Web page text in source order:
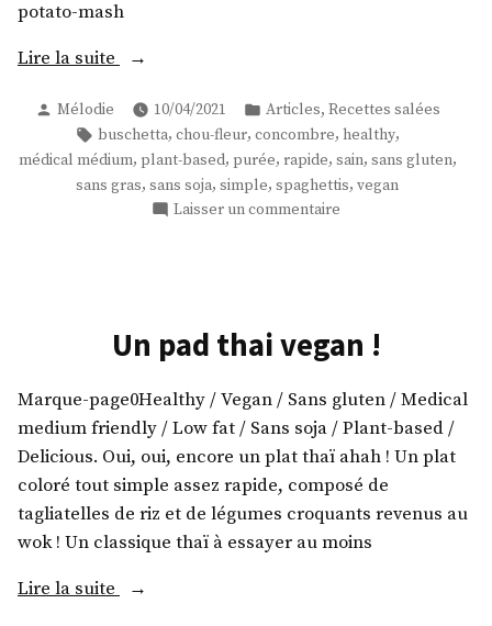
potato-mash
Lire la suite « Purée
chou-
fleur
accompagnée
bruschetta
Publié
par
Mélodie 10/04/2021
Publié
dans
Articles, Recettes salées
Étiquettes :
buschetta, chou-fleur, concombre, healthy,
médical médium, plant-based, purée, rapide, sain, sans gluten,
sans gras, sans soja, simple, spaghettis, vegan
Laisser un commentaire
accompagnée
de
de
concombre
topping
bruschetta
Un pad thai vegan !
Marque-page0Healthy / Vegan / Sans gluten / Medical
medium friendly / Low fat / Sans soja / Plant-based /
Delicious. Oui, oui, encore un plat thaï ahah ! Un plat
coloré tout simple assez rapide, composé de
tagliatelles de riz et de légumes croquants revenus au
wok ! Un classique thaï à essayer au moins
Lire la suite
« Un